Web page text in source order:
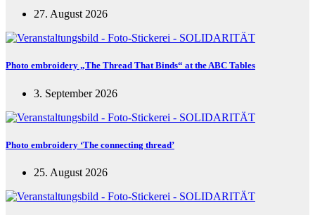
27. August 2026
Photo embroidery „The Thread That Binds“ at the ABC Tables
3. September 2026
Photo embroidery ‘The connecting thread’
25. August 2026